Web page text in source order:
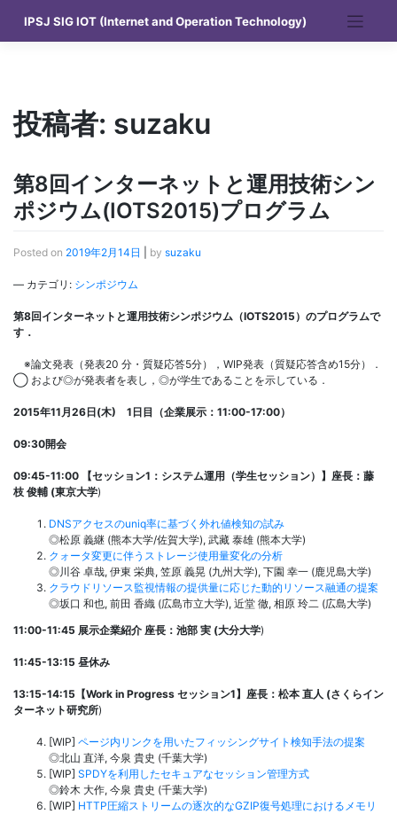
content
IPSJ SIG IOT (Internet and Operation Technology)
投稿者: suzaku
第8回インターネットと運用技術シン
ポジウム(IOTS2015)プログラム
Posted on 2019年2月14日 by suzaku
— カテゴリ: シンポジウム
第8回インターネットと運用技術シンポジウム（IOTS2015）のプログラムで
す．
※論文発表（発表20 分・質疑応答5分），WIP発表（質疑応答含め15分）．
◯ および◎が発表者を表し，◎が学生であることを示している．
2015年11月26日(木) 1日目（企業展示：11:00-17:00）
09:30開会
09:45-11:00 【セッション1： システム運用 （学生セッション）】座長：藤
枝 俊輔 (東京大学)
DNSアクセスのuniq率に基づく外れ値検知の試み
◎松原 義継 (熊本大学/佐賀大学), 武藏 泰雄 (熊本大学)
クォータ変更に伴うストレージ使用量変化の分析
◎川谷 卓哉, 伊東 栄典, 笠原 義晃 (九州大学), 下園 幸一 (鹿児島大学)
クラウドリソース監視情報の提供量に応じた動的リソース融通の提案
◎坂口 和也, 前田 香織 (広島市立大学), 近堂 徹, 相原 玲二 (広島大学)
11:00-11:45 展示企業紹介 座長：池部 実 (大分大学)
11:45-13:15 昼休み
13:15-14:15【Work in Progress セッション1】座長： 松本 直人 (さくらイン
ターネット研究所)
[WIP] ページ内リンクを用いたフィッシングサイト検知手法の提案
◎北山 直洋, 今泉 貴史 (千葉大学)
[WIP] SPDYを利用したセキュアなセッション管理方式
◎鈴木 大作, 今泉 貴史 (千葉大学)
[WIP] HTTP圧縮ストリームの逐次的なGZIP復号処理におけるメモリ